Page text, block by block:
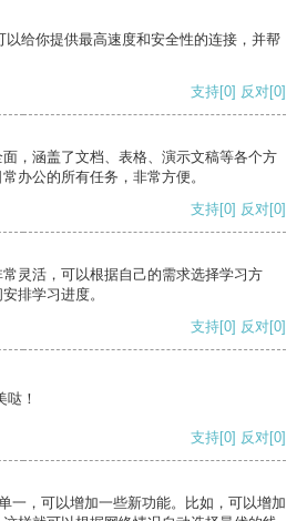
给你提供最高速度和安全性的连接，并帮
支持[0] 反对[0]
，涵盖了文档、表格、演示文稿等各个方
办公的所有任务，非常方便。
支持[0] 反对[0]
灵活，可以根据自己的需求选择学习方
排学习进度。
支持[0] 反对[0]
哒！
支持[0] 反对[0]
一，可以增加一些新功能。比如，可以增加